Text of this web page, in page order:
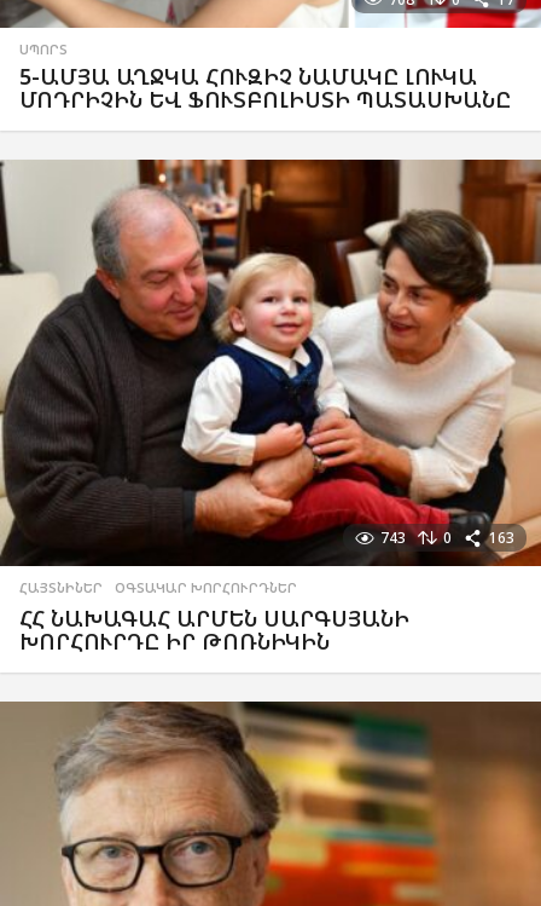
ՍՊՈՐՏ
5-ԱՄՅԱ ԱՂՋԿԱ ՀՈՒԶԻՉ ՆԱՄԱԿԸ ԼՈՒԿԱ
ՄՈԴՐԻՉԻՆ ԵՎ ՖՈՒՏԲՈԼԻՍՏԻ ՊԱՏԱՍԽԱՆԸ
743 0 163
ՀԱՅՏՆԻՆԵՐ ,ՕԳՏԱԿԱՐ ԽՈՐՀՈՒՐԴՆԵՐ
ՀՀ ՆԱԽԱԳԱՀ ԱՐՄԵՆ ՍԱՐԳՍՅԱՆԻ
ԽՈՐՀՈՒՐԴԸ ԻՐ ԹՈՌՆԻԿԻՆ